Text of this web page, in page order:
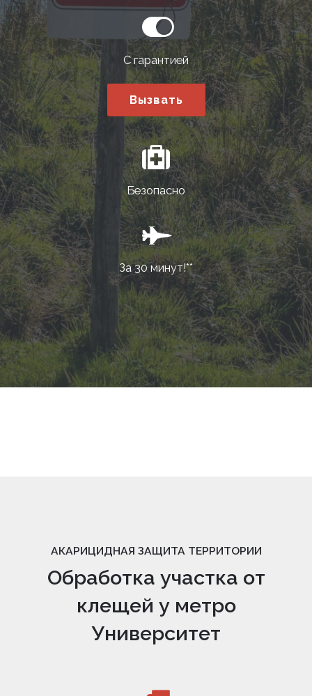
С гарантией
Вызвать
Безопасно
За 30 минут!**
АКАРИЦИДНАЯ ЗАЩИТА ТЕРРИТОРИИ
Обработка участка от
клещей у метро
Университет